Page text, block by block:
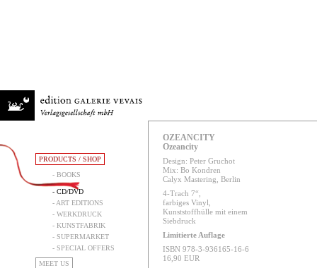
PRODUCTS / SHOP
- BOOKS
- CD/DVD
- ART EDITIONS
- WERKDRUCK
- KUNSTFABRIK
- SUPERMARKET
- SPECIAL OFFERS
MEET US
OZEANCITY
Ozeancity
Design: Peter Gruchot
Mix: Bo Kondren
Calyx Mastering, Berlin
4-Trach 7“,
farbiges Vinyl,
Kunststoffhülle mit einem
Siebdruck
Limitierte Auflage
ISBN 978-3-936165-16-6
16,90 EUR